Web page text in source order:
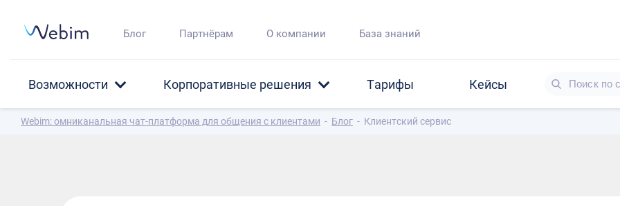
Возможности Корпоративные решения Тарифы Кейсы
Блог Партнёрам О компании База знаний
Webim: омниканальная чат-платформа для общения с клиентами - Блог - Клиентский сервис